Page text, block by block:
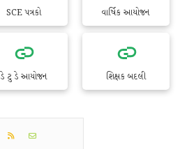
SCE પત્રકો વાર્ષિક આયોજન
ડે ટુ ડે આયોજન શિક્ષક બદલી